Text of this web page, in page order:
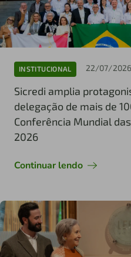
INSTITUCIONAL 22/07/2026
Sicredi amplia
delegação de mais de
Conferência Mundial
2026
Continuar lendo